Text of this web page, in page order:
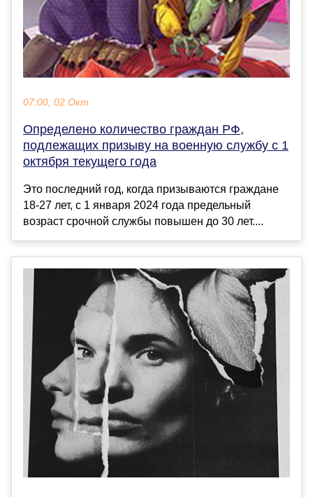
07:00, 02 Окт
Определено количество граждан РФ,
подлежащих призыву на военную службу с 1
октября текущего года
Это последний год, когда призываются граждане
18-27 лет, с 1 января 2024 года предельный
возраст срочной службы повышен до 30 лет....